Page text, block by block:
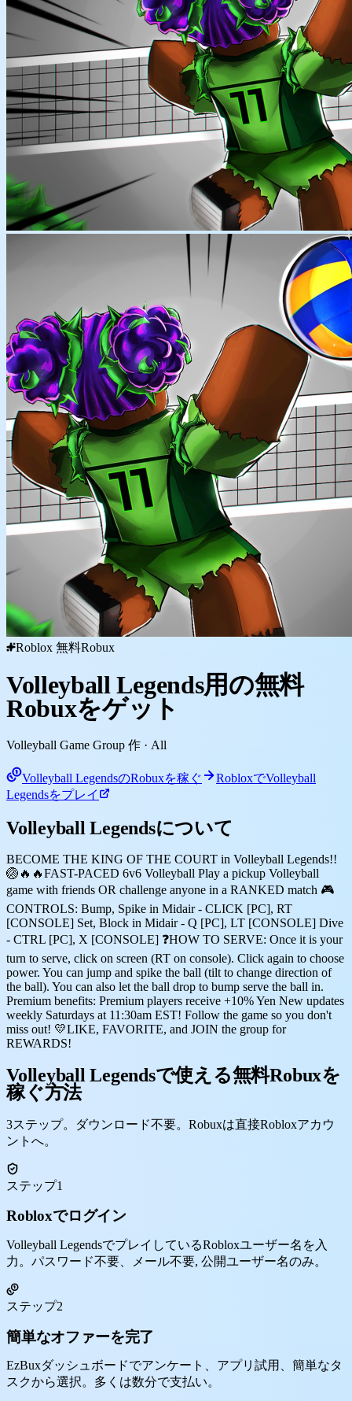
Roblox 無料Robux
Volleyball Legends用の無料
Robuxをゲット
Volleyball Game Group 作 · All
Volleyball LegendsのRobuxを稼ぐ
RobloxでVolleyball
Legendsをプレイ
Volleyball Legendsについて
BECOME THE KING OF THE COURT in Volleyball Legends!!
🏐🔥🔥FAST-PACED 6v6 Volleyball Play a pickup Volleyball
game with friends OR challenge anyone in a RANKED match 🎮
CONTROLS: Bump, Spike in Midair - CLICK [PC], RT
[CONSOLE] Set, Block in Midair - Q [PC], LT [CONSOLE] Dive
- CTRL [PC], X [CONSOLE] ❓HOW TO SERVE: Once it is your
turn to serve, click on screen (RT on console). Click again to choose
power. You can jump and spike the ball (tilt to change direction of
the ball). You can also let the ball drop to bump serve the ball in.
Premium benefits: Premium players receive +10% Yen New updates
weekly Saturdays at 11:30am EST! Follow the game so you don't
miss out! 💛LIKE, FAVORITE, and JOIN the group for
REWARDS!
Volleyball Legendsで使える無料Robuxを
稼ぐ方法
3ステップ。ダウンロード不要。Robuxは直接Robloxアカウ
ントへ。
ステップ1
Robloxでログイン
Volleyball LegendsでプレイしているRobloxユーザー名を入
力。パスワード不要、メール不要, 公開ユーザー名のみ。
ステップ2
簡単なオファーを完了
EzBuxダッシュボードでアンケート、アプリ試用、簡単なタ
スクから選択。多くは数分で支払い。